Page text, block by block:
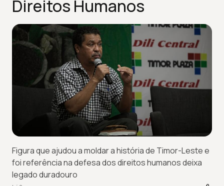
Direitos Humanos
Figura que ajudou a moldar a história de Timor-Leste e
foi referência na defesa dos direitos humanos deixa
legado duradouro